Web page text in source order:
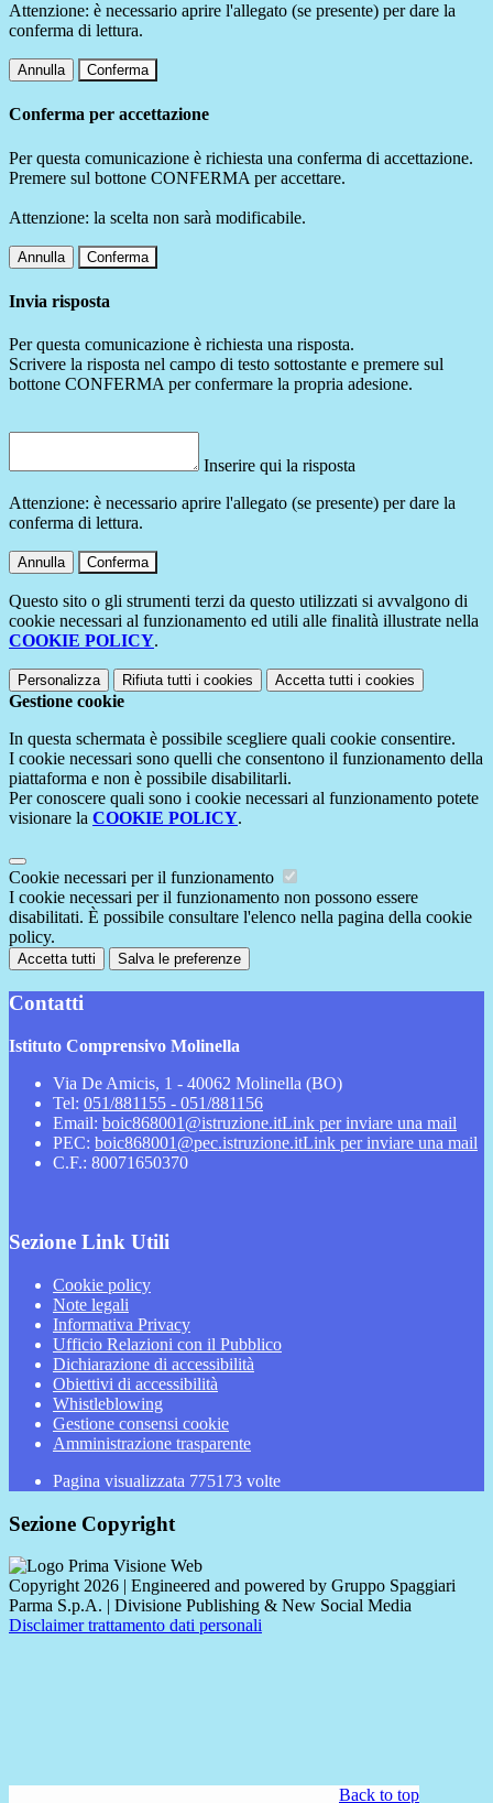
Attenzione: è necessario aprire l'allegato (se presente) per dare la
conferma di lettura.
Annulla Conferma
Conferma per accettazione
Per questa comunicazione è richiesta una conferma di accettazione.
Premere sul bottone CONFERMA per accettare.
Attenzione: la scelta non sarà modificabile.
Annulla Conferma
Invia risposta
Per questa comunicazione è richiesta una risposta.
Scrivere la risposta nel campo di testo sottostante e premere sul
bottone CONFERMA per confermare la propria adesione.
Inserire qui la risposta
Attenzione: è necessario aprire l'allegato (se presente) per dare la
conferma di lettura.
Annulla Conferma
Questo sito o gli strumenti terzi da questo utilizzati si avvalgono di
cookie necessari al funzionamento ed utili alle finalità illustrate nella
COOKIE POLICY.
Personalizza Rifiuta tutti i cookies Accetta tutti i cookies
Gestione cookie
In questa schermata è possibile scegliere quali cookie consentire.
I cookie necessari sono quelli che consentono il funzionamento della
piattaforma e non è possibile disabilitarli.
Per conoscere quali sono i cookie necessari al funzionamento potete
visionare la COOKIE POLICY.
Cookie necessari per il funzionamento
I cookie necessari per il funzionamento non possono essere
disabilitati. È possibile consultare l'elenco nella pagina della cookie
policy.
Accetta tutti Salva le preferenze
Contatti
Istituto Comprensivo Molinella
Via De Amicis, 1 - 40062 Molinella (BO)
Tel: 051/881155 - 051/881156
Email: boic868001@istruzione.itLink per inviare una mail
PEC: boic868001@pec.istruzione.itLink per inviare una mail
C.F.: 80071650370
Sezione Link Utili
Cookie policy
Note legali
Informativa Privacy
Ufficio Relazioni con il Pubblico
Dichiarazione di accessibilità
Obiettivi di accessibilità
Whistleblowing
Gestione consensi cookie
Amministrazione trasparente
Pagina visualizzata 775173 volte
Sezione Copyright
Copyright 2026 | Engineered and powered by Gruppo Spaggiari
Parma S.p.A. | Divisione Publishing & New Social Media
Disclaimer trattamento dati personali
Back to top